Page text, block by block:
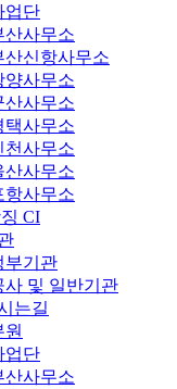
업단
산사무소
산신항사무소
양사무소
산사무소
택사무소
천사무소
산사무소
항사무소
CI
부기관
사 및 일반기관
는길
원
업단
산사무소